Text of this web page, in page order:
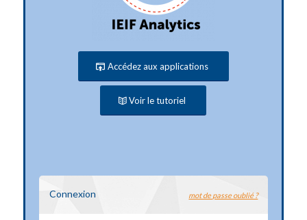
Accédez aux applications
Voir le tutoriel
Connexion mot de passe oublié ?